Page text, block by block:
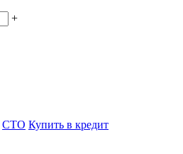
+
CTO Купить в кредит